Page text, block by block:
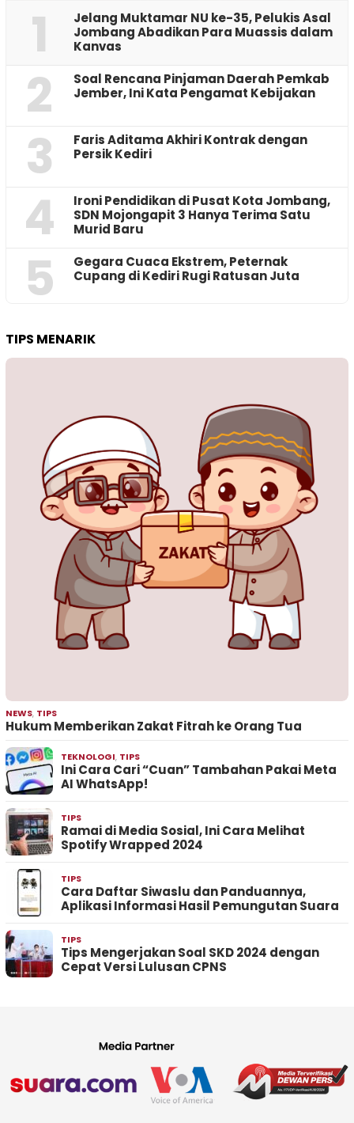
1
Jelang Muktamar NU ke-35, Pelukis Asal
Jombang Abadikan Para Muassis dalam
Kanvas
2
‎Soal Rencana Pinjaman Daerah Pemkab
Jember, Ini Kata Pengamat Kebijakan ‎
3
Faris Aditama Akhiri Kontrak dengan
Persik Kediri
4
Ironi Pendidikan di Pusat Kota Jombang,
SDN Mojongapit 3 Hanya Terima Satu
Murid Baru
5
‎Gegara Cuaca Ekstrem, Peternak
Cupang di Kediri Rugi Ratusan Juta
TIPS MENARIK
NEWS, TIPS
Hukum Memberikan Zakat Fitrah ke Orang Tua
TEKNOLOGI, TIPS
Ini Cara Cari “Cuan” Tambahan Pakai Meta
AI WhatsApp!
TIPS
Ramai di Media Sosial, Ini Cara Melihat
Spotify Wrapped 2024
TIPS
Cara Daftar Siwaslu dan Panduannya,
Aplikasi Informasi Hasil Pemungutan Suara
TIPS
Tips Mengerjakan Soal SKD 2024 dengan
Cepat Versi Lulusan CPNS